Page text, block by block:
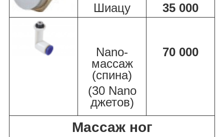
Шиацу 35 000
Nano-
массаж
(спина)
(30 Nano
джетов)
70 000
Массаж ног